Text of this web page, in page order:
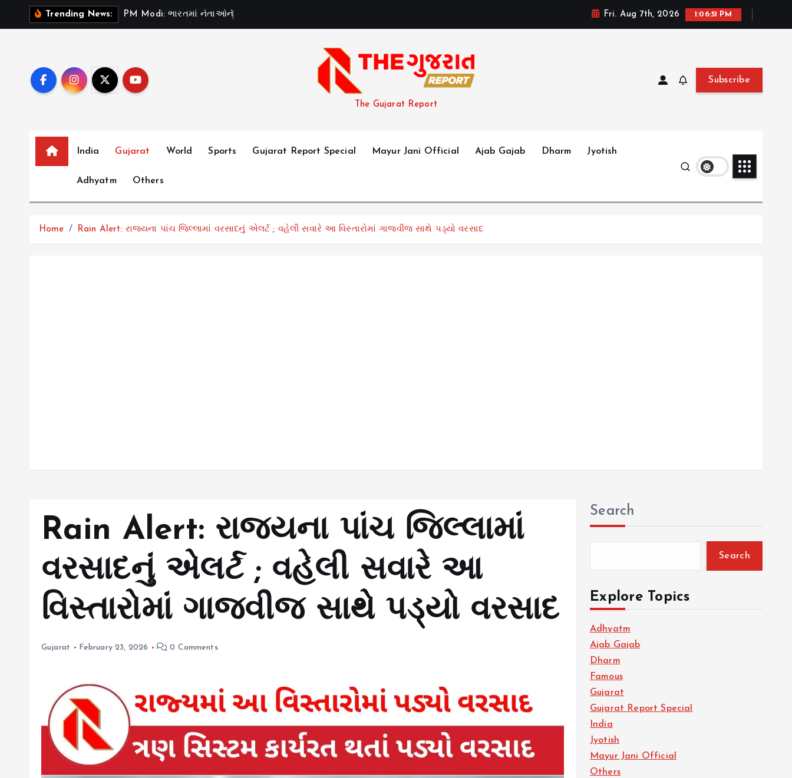
Trending News: P M M o d i: ભરતમ નતઓન Fri. Aug 7th, 2026 1:06:52 PM
The Gujarat Report
Subscribe
India Gujarat World Sports Gujarat Report Special Mayur Jani Official Ajab Gajab Dharm Jyotish
Adhyatm Others
Home Rain Alert: રાજ્યના પાંચ જિલ્લામાં વરસાદનું એલર્ટ ; વહેલી સવારે આ વિસ્તારોમાં ગાજવીજ સાથે પડ્યો વરસાદ
Rain Alert: રાજ્યના પાંચ જિલ્લામાં
વરસાદનું એલર્ટ ; વહેલી સવારે આ
વિસ્તારોમાં ગાજવીજ સાથે પડ્યો વરસાદ
Gujarat February 23, 2026 0 Comments
Search
Search
Explore Topics
Adhyatm
Ajab Gajab
Dharm
Famous
Gujarat
Gujarat Report Special
India
Jyotish
Mayur Jani Official
Others